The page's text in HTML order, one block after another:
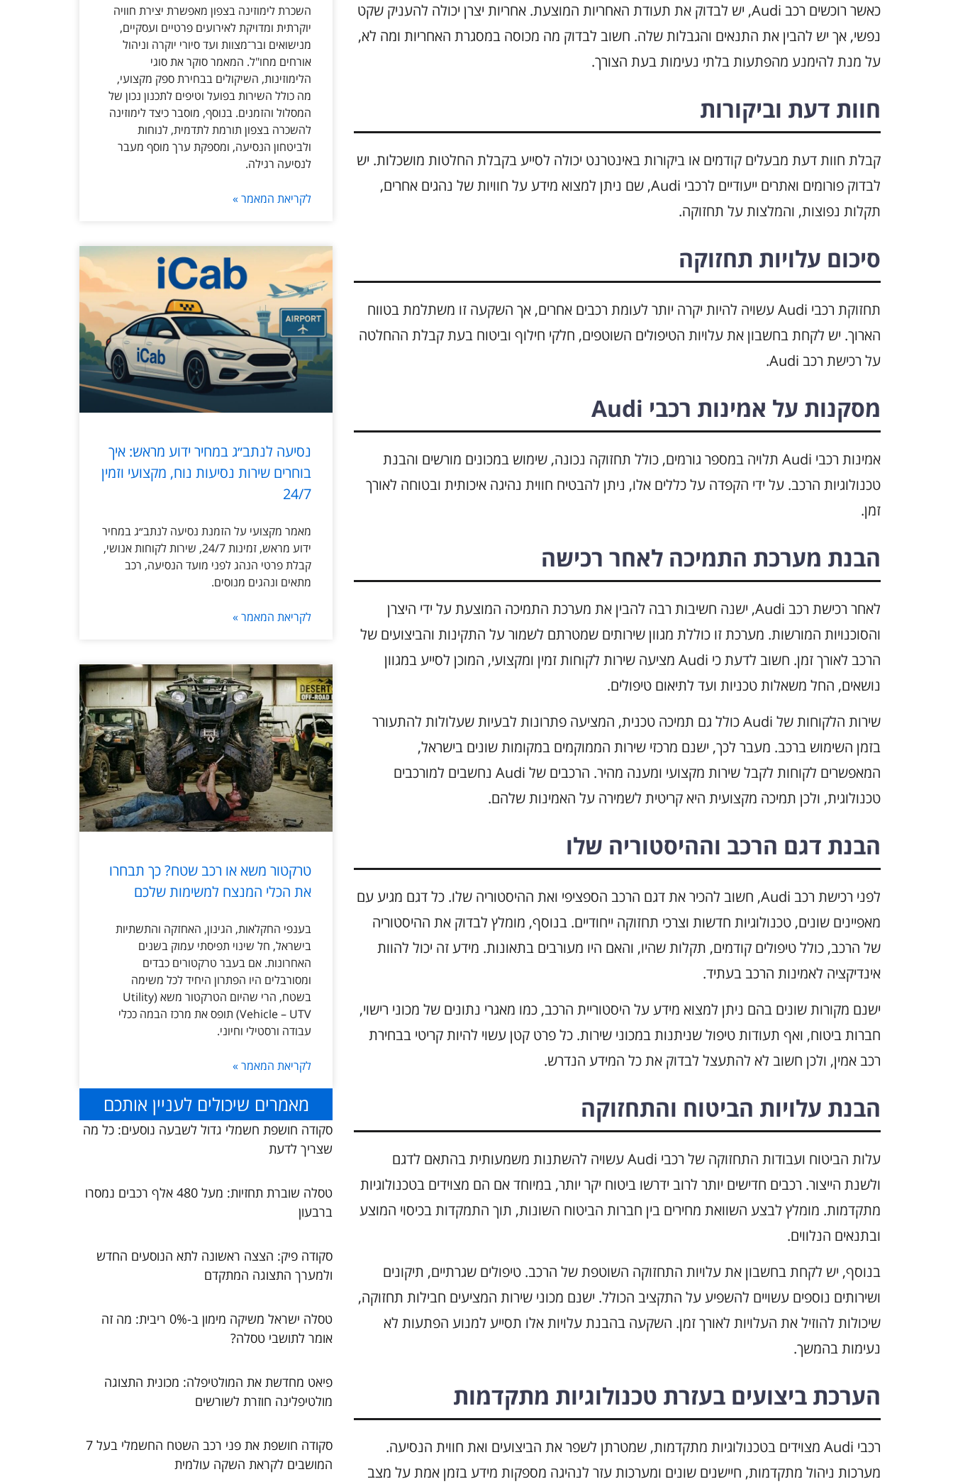
כאשר רוכשים רכב Audi, יש לבדוק את תעודת האחריות המוצעת. אחריות יצרן יכולה להעניק שקט
נפשי, אך יש להבין את התנאים והגבלות שלה. חשוב לבדוק מה מכוסה במסגרת האחריות ומה לא,
על מנת להימנע מהפתעות בלתי נעימות בעת הצורך.
חוות דעת וביקורות
קבלת חוות דעת מבעלים קודמים או ביקורות באינטרנט יכולה לסייע בקבלת החלטות מושכלות. יש
לבדוק פורומים ואתרים ייעודיים לרכבי Audi, שם ניתן למצוא מידע על חוויות של נהגים אחרים,
תקלות נפוצות, והמלצות על תחזוקה.
סיכום עלויות תחזוקה
תחזוקת רכבי Audi עשויה להיות יקרה יותר לעומת רכבים אחרים, אך השקעה זו משתלמת בטווח
הארוך. יש לקחת בחשבון את עלויות הטיפולים השוטפים, חלקי חילוף וביטוח בעת קבלת ההחלטה
על רכישת רכב Audi.
מסקנות על אמינות רכבי Audi
אמינות רכבי Audi תלויה במספר גורמים, כולל תחזוקה נכונה, שימוש במכונים מורשים והבנת
טכנולוגיות הרכב. על ידי הקפדה על כללים אלו, ניתן להבטיח חווית נהיגה איכותית ובטוחה לאורך
זמן.
הבנת מערכת התמיכה לאחר רכישה
לאחר רכישת רכב Audi, ישנה חשיבות רבה להבין את מערכת התמיכה המוצעת על ידי היצרן
והסוכנויות המורשות. מערכת זו כוללת מגוון שירותים שמטרתם לשמור על התקינות והביצועים של
הרכב לאורך זמן. חשוב לדעת כי Audi מציעה שירות לקוחות זמין ומקצועי, המוכן לסייע במגוון
נושאים, החל משאלות טכניות ועד לתיאום טיפולים.
שירות הלקוחות של Audi כולל גם תמיכה טכנית, המציעה פתרונות לבעיות שעלולות להתעורר
בזמן השימוש ברכב. מעבר לכך, ישנם מרכזי שירות הממוקמים במקומות שונים בישראל,
המאפשרים לקוחות לקבל שירות מקצועי ומענה מהיר. הרכבים של Audi נחשבים למורכבים
טכנולוגית, ולכן תמיכה מקצועית היא קריטית לשמירה על האמינות שלהם.
הבנת דגם הרכב וההיסטוריה שלו
לפני רכישת רכב Audi, חשוב להכיר את דגם הרכב הספציפי ואת ההיסטוריה שלו. כל דגם מגיע עם
מאפיינים שונים, טכנולוגיות חדשות וצרכי תחזוקה ייחודיים. בנוסף, מומלץ לבדוק את ההיסטוריה
של הרכב, כולל טיפולים קודמים, תקלות שהיו, והאם היו מעורבים בתאונות. מידע זה יכול להוות
אינדיקציה לאמינות הרכב בעתיד.
ישנם מקורות שונים בהם ניתן למצוא מידע על היסטוריית הרכב, כמו מאגרי נתונים של מכוני רישוי,
חברות ביטוח, ואף תעודות טיפול שניתנות במכוני שירות. כל פרט קטן עשוי להיות קריטי בבחירת
רכב אמין, ולכן חשוב לא להתעצל לבדוק את כל המידע הנדרש.
הבנת עלויות הביטוח והתחזוקה
עלות הביטוח ועבודות התחזוקה של רכבי Audi עשויה להשתנות משמעותית בהתאם לדגם
ולשנת הייצור. רכבים חדישים יותר לרוב ידרשו ביטוח יקר יותר, במיוחד אם הם מצוידים בטכנולוגיות
מתקדמות. מומלץ לבצע השוואת מחירים בין חברות הביטוח השונות, תוך התמקדות בכיסוי המוצע
ובתנאים הנלווים.
בנוסף, יש לקחת בחשבון את עלויות התחזוקה השוטפת של הרכב. טיפולים שגרתיים, תיקונים
ושירותים נוספים עשויים להשפיע על התקציב הכולל. ישנם מכוני שירות המציעים חבילות תחזוקה,
שיכולות להוזיל את העלויות לאורך זמן. השקעה בהבנת עלויות אלו תסייע למנוע הפתעות לא
נעימות בהמשך.
הערכת ביצועים בעזרת טכנולוגיות מתקדמות
רכבי Audi מצוידים בטכנולוגיות מתקדמות, שמטרתן לשפר את הביצועים ואת חווית הנסיעה.
מערכות ניהול מתקדמות, חיישנים שונים ומערכות עזר לנהיגה מספקות מידע בזמן אמת על מצב
השכרת לימוזינה בצפון מאפשרת יצירת חוויה
יוקרתית ומדויקת לאירועים פרטיים ועסקיים,
מנישואים ובר־מצוות ועד סיורי יוקרה וניהול
אורחים מחו"ל. המאמר סוקר את סוגי
הלימוזינות, השיקולים בבחירת ספק מקצועי,
מה כולל השירות בפועל וטיפים לתכנון נכון של
המסלול והזמנים. בנוסף, מוסבר כיצד לימוזינה
להשכרה בצפון תורמת לתדמית, לנוחות
ולביטחון הנסיעה, ומספקת ערך מוסף מעבר
לנסיעה רגילה.
לקריאת המאמר »
נסיעה לנתב״ג במחיר ידוע מראש: איך
בוחרים שירות נסיעות נוח, מקצועי וזמין
24/7
מאמר מקצועי על הזמנת נסיעה לנתב״ג במחיר
ידוע מראש, זמינות 24/7, שירות לקוחות אנושי,
קבלת פרטי הנהג לפני מועד הנסיעה, רכב
מתאים ונהגים מנוסים.
לקריאת המאמר »
טרקטור משא או רכב שטח? כך תבחרו
את הכלי המנצח למשימות שלכם
בענפי החקלאות, הגינון, האחזקה והתשתיות
בישראל, חל שינוי תפיסתי עמוק בשנים
האחרונות. אם בעבר טרקטורים כבדים
ומסורבלים היו הפתרון היחיד לכל משימה
בשטח, הרי שהיום הטרקטור משא (Utility
Vehicle – UTV) תופס את מרכז הבמה ככלי
עבודה ורסטילי וחיוני.
לקריאת המאמר »
מאמרים שיכולים לעניין אותכם
סקודה חושפת חשמלי גדול לשבעה נוסעים: כל מה
שצריך לדעת
טסלה שוברת תחזיות: מעל 480 אלף רכבים נמסרו
ברבעון
סקודה פיק: הצצה ראשונה לתא הנוסעים החדש
ולמערך התצוגה המתקדם
טסלה ישראל משיקה מימון ב-0% ריבית: מה זה
אומר לתושבי טסלה?
פיאט מחדשת את המולטיפלה: מכונית התצוגה
מולטיפלינה חוזרת לשורשים
סקודה חושפת את פני רכב השטח החשמלי בעל 7
המושבים לקראת השקה עולמית